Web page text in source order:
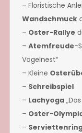
– Floristische
Wandschmuck
– Oster-Rallye
– Atemfreude-
Vogelnest“
– Kleine
– Schreibspiel
– Lachyoga
– Oster-
–